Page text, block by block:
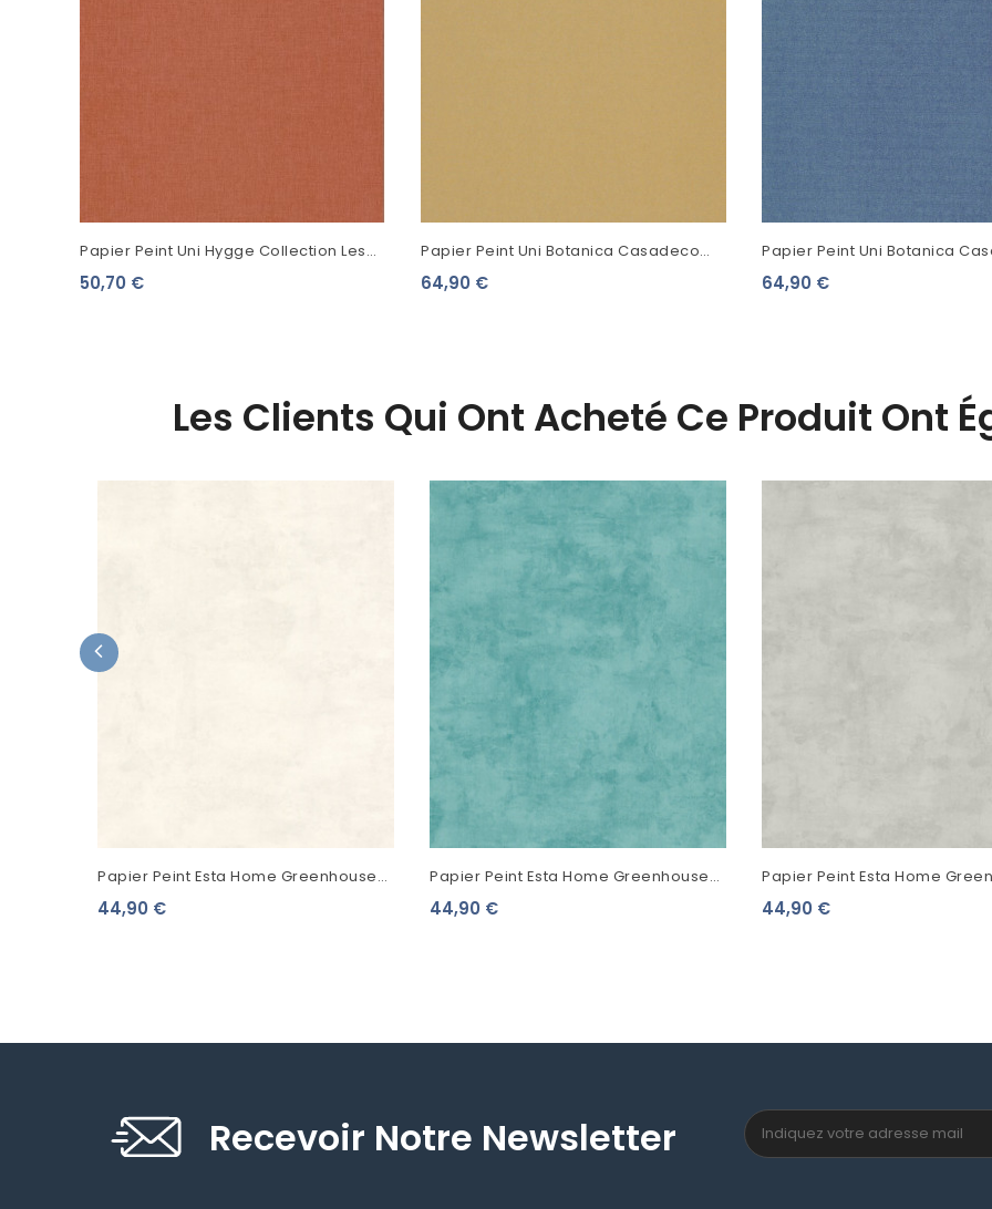
Papier Peint Uni Hygge Collection Les
Essentiels Terracotta 100604313
50,70 €
Papier Peint Uni Botanica Casadeco
Moutarde BOTA82072133
64,90 €
Papier Peint Uni Botanica
Bleu Faïence BOTA82076307
64,90 €
Les Clients Qui Ont Acheté Ce Produit Ont
Papier Peint Esta Home Greenhouse
Aspect Béton Gris Clair 138904
44,90 €
Papier Peint Esta Home Greenhouse
Aspect Béton Vert Turquoise 138908
44,90 €
Papier Peint Esta Home
Aspect Béton Beige Grisé
44,90 €
Recevoir Notre Newsletter